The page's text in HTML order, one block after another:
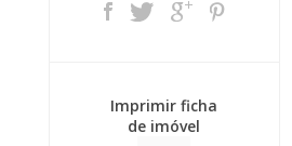
Imprimir ficha
de imóvel